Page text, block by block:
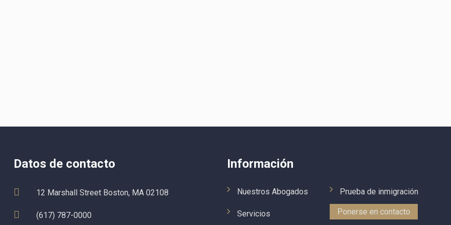
Datos de contacto
12 Marshall Street Boston, MA 02108
(617) 787-0000
Información
Nuestros Abogados
Servicios
Prueba de inmigración
Ponerse en contacto